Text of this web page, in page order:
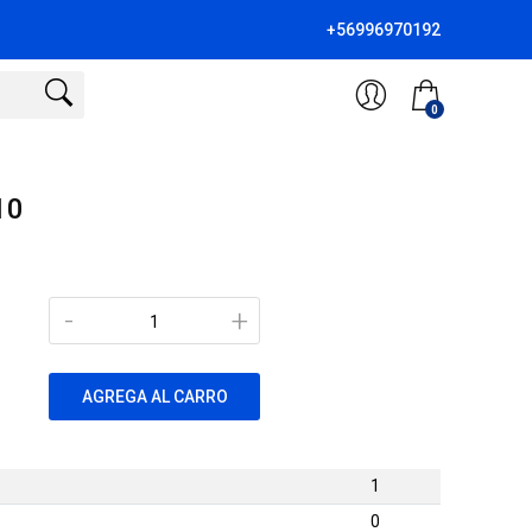
+56996970192
0
+
-
AGREGA AL CARRO
1
0